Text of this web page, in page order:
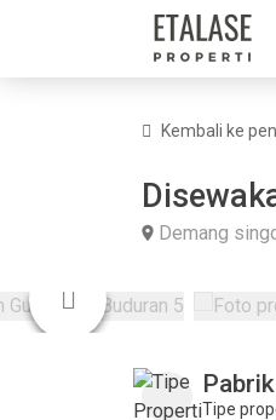
Kembali ke
Demang
Tipe